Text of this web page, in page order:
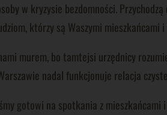
w kryzysie bezdomności.
którzy są Waszymi mieszkańcami
murem, bo tamtejsi urzędnicy
nadal funkcjonuje relacja
gotowi na spotkania z